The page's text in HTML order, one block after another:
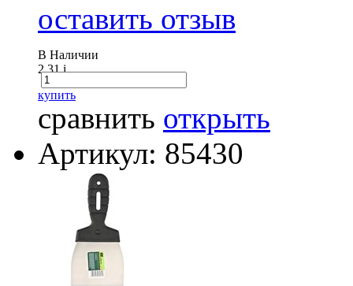
оставить отзыв
В Наличии
2.31i
купить
сравнить открыть
Артикул: 85430